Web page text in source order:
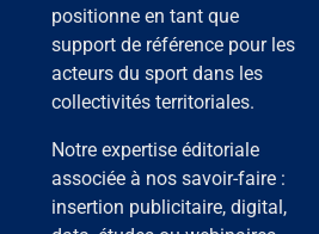
positionne en tant que
support de référence pour les
acteurs du sport dans les
collectivités territoriales.
Notre expertise éditoriale
associée à nos savoir-faire :
insertion publicitaire, digital,